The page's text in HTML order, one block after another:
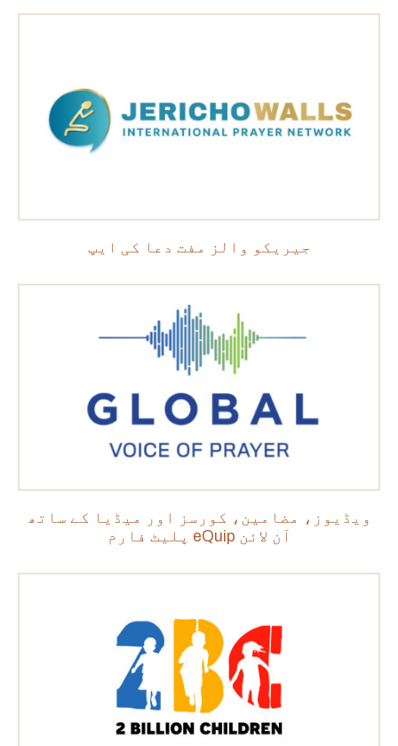
جیریکو والز مفت دعا کی ایپ
ویڈیوز، مضامین، کورسز اور میڈیا کے ساتھ
آن لائن eQuip پلیٹ فارم